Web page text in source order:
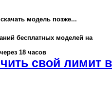
модель позже...
бесплатных моделей на
18 часов
свой лимит в